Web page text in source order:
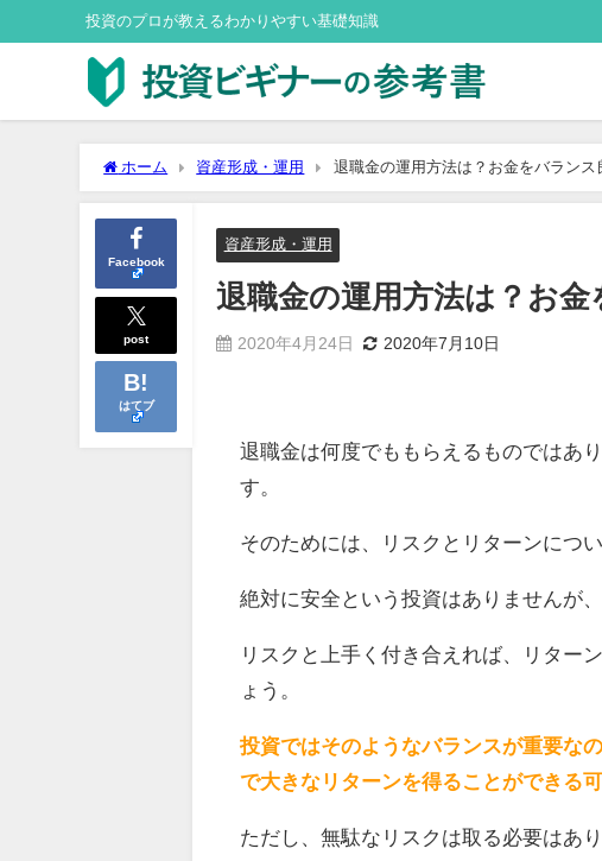
投資のプロが教えるわかりやすい基礎知識
ホーム 資産形成・運用 退職金の運用方法は？お金をバランス
Facebook
post
はてブ
資産形成・運用
退職金の運用方法は？お
2020年4月24日 2020年7月10日
退職金は何度でももらえるものではあ
す。
そのためには、リスクとリターンにつ
絶対に安全という投資はありませんが
リスクと上手く付き合えれば、リター
ょう。
投資ではそのようなバランスが重要な
で大きなリターンを得ることができる
ただし、無駄なリスクは取る必要はあ